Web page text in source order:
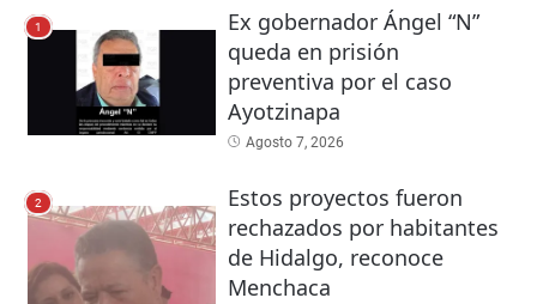
1
Ex gobernador Ángel “N”
queda en prisión
preventiva por el caso
Ayotzinapa
Agosto 7, 2026
2
Estos proyectos fueron
rechazados por habitantes
de Hidalgo, reconoce
Menchaca